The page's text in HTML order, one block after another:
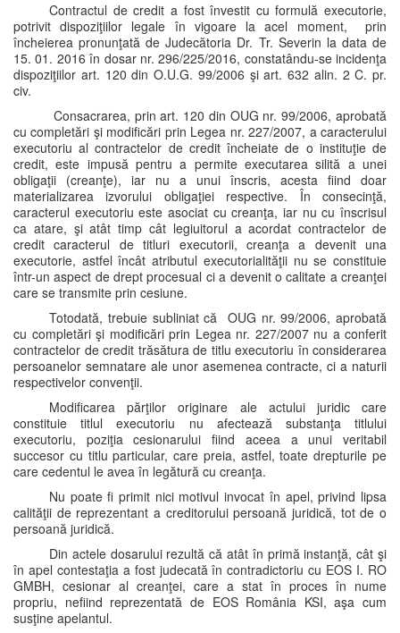
Contractul de credit a fost învestit cu formulă executorie,
potrivit dispoziţiilor legale în vigoare la acel moment, prin
încheierea pronunţată de Judecătoria Dr. Tr. Severin la data de
15. 01. 2016 în dosar nr. 296/225/2016, constatându-se incidenţa
dispoziţiilor art. 120 din O.U.G. 99/2006 şi art. 632 alin. 2 C. pr.
civ.
Consacrarea, prin art. 120 din OUG nr. 99/2006, aprobată
cu completări şi modificări prin Legea nr. 227/2007, a caracterului
executoriu al contractelor de credit încheiate de o instituţie de
credit, este impusă pentru a permite executarea silită a unei
obligaţii (creanţe), iar nu a unui înscris, acesta fiind doar
materializarea izvorului obligaţiei respective. În consecinţă,
caracterul executoriu este asociat cu creanţa, iar nu cu înscrisul
ca atare, şi atât timp cât legiuitorul a acordat contractelor de
credit caracterul de titluri executorii, creanţa a devenit una
executorie, astfel încât atributul executorialităţii nu se constituie
într-un aspect de drept procesual ci a devenit o calitate a creanţei
care se transmite prin cesiune.
Totodată, trebuie subliniat că OUG nr. 99/2006, aprobată
cu completări şi modificări prin Legea nr. 227/2007 nu a conferit
contractelor de credit trăsătura de titlu executoriu în considerarea
persoanelor semnatare ale unor asemenea contracte, ci a naturii
respectivelor convenţii.
Modificarea părţilor originare ale actului juridic care
constituie titlul executoriu nu afectează substanţa titlului
executoriu, poziţia cesionarului fiind aceea a unui veritabil
succesor cu titlu particular, care preia, astfel, toate drepturile pe
care cedentul le avea în legătură cu creanţa.
Nu poate fi primit nici motivul invocat în apel, privind lipsa
calităţii de reprezentant a creditorului persoană juridică, tot de o
persoană juridică.
Din actele dosarului rezultă că atât în primă instanţă, cât şi
în apel contestaţia a fost judecată în contradictoriu cu EOS I. RO
GMBH, cesionar al creanţei, care a stat în proces în nume
propriu, nefiind reprezentată de EOS România KSI, aşa cum
susţine apelantul.